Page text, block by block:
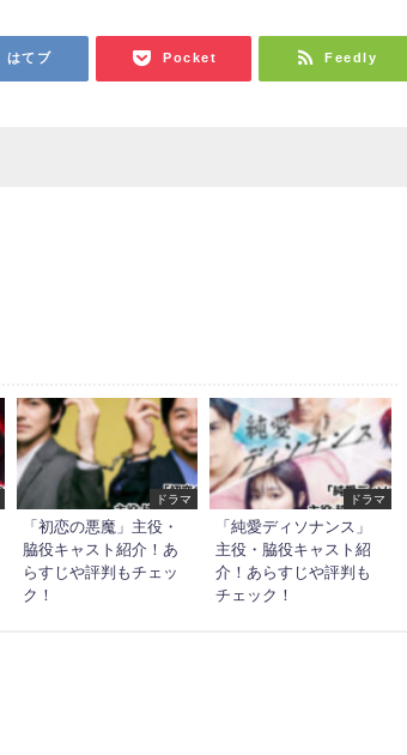
はてブ Pocket Feedly
ドラマ
「初恋の悪魔」主役・
脇役キャスト紹介！あ
らすじや評判もチェッ
ク！
ドラマ
「純愛ディソナンス」
主役・脇役キャスト紹
介！あらすじや評判も
チェック！